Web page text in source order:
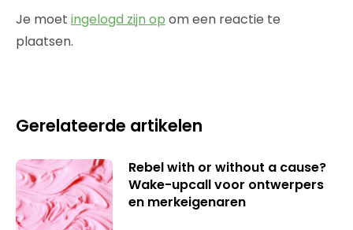
Je moet ingelogd zijn op om een reactie te
plaatsen.
Gerelateerde artikelen
Rebel with or without a cause?
Wake-upcall voor ontwerpers
en merkeigenaren